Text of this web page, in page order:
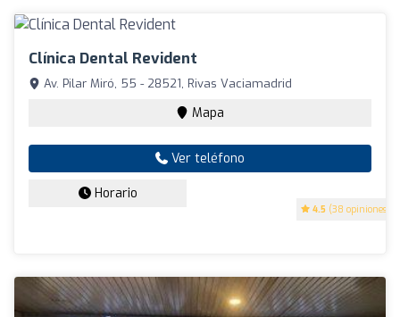
Clínica Dental Revident
4.5 (38 opiniones)
Av. Pilar Miró, 55 - 28521, Rivas Vaciamadrid
Mapa
Ver teléfono
Horario